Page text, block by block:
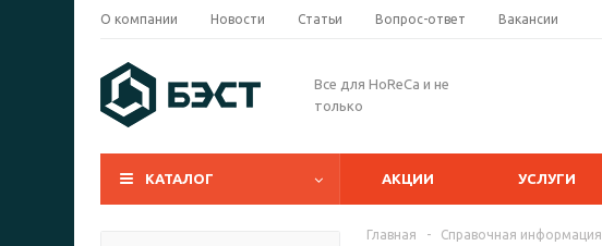
О компании Новости Статьи Вопрос-ответ Вакансии
Все для HoReCa и не
только
КАТАЛОГ АКЦИИ УСЛУГИ
Главная - Справочная информация